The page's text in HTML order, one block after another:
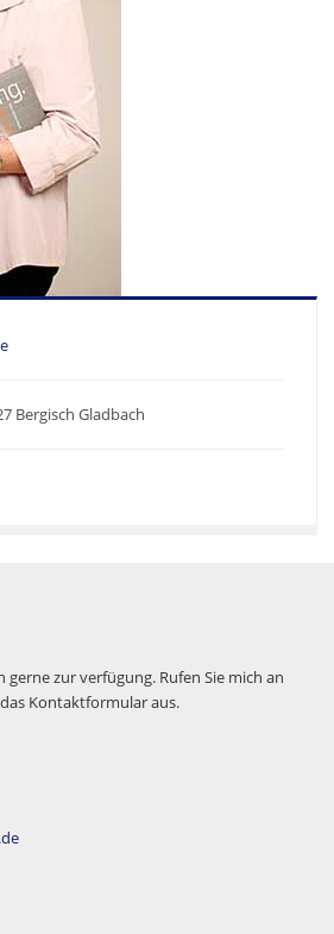
Bergisch Gladbach
gerne zur verfügung. Rufen Sie mich an
Kontaktformular aus.